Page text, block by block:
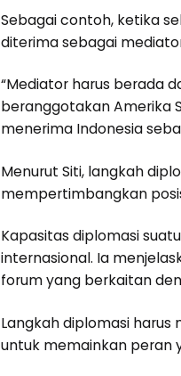
Sebagai contoh, ketika
diterima sebagai
“Mediator harus berada
beranggotakan Amerika
menerima Indonesia
Menurut Siti, langkah
mempertimbangkan
Kapasitas diplomasi
internasional. Ia
forum yang berkaitan
Langkah diplomasi
untuk memainkan peran